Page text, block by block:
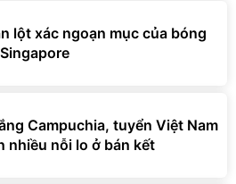
lột xác ngoạn mục của bóng
Campuchia, tuyển Việt Nam
nhiều nỗi lo ở bán kết